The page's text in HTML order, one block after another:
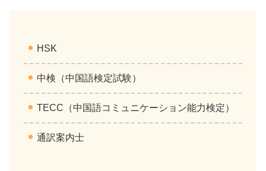
HSK
中検（中国語検定試験）
TECC（中国語コミュニケーション能力検定）
通訳案内士